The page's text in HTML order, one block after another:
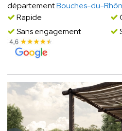
départementBouches-du-
Rapide
Sans engagement